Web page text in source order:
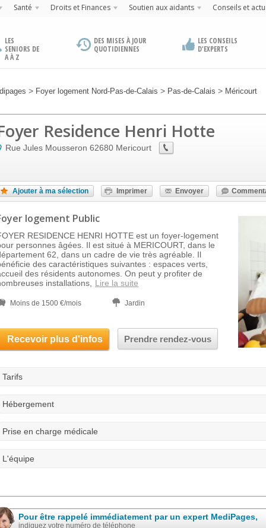
Santé Droits et Finances Soutien aux aidants Conseils et
LES
SENIORS DE
A À Z
DES MISES À JOUR
QUOTIDIENNES
LES CONSEILS
D'EXPERTS
> Foyer logement Nord-Pas-de-Calais > Pas-de-Calais > Méricourt
Residence Henri Hotte
Rue Jules Mousseron 62680 Mericourt
Ajouter à ma sélection Imprimer Envoyer
logement Public
RESIDENCE HENRI HOTTE est un foyer-logement
personnes âgées. Il est situé à MERICOURT, dans le
62, dans un cadre de vie très agréable. Il
des caractéristiques suivantes : espaces verts,
des résidents autonomes. On peut y profiter de
installations,
Lire la suite
Moins de 1500 €/mois Jardin
Recevoir plus d'infos Prendre rendez-vous
Tarifs
Hébergement
Prise en charge médicale
L'équipe
Pour être rappelé immédiatement par un expert MediPages,
indiquez votre numéro de téléphone